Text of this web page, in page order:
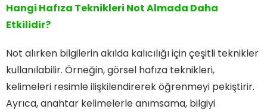
Hangi Hafıza Teknikleri Not Almada Daha
Etkilidir?
Not alırken bilgilerin akılda kalıcılığı için çeşitli teknikler
kullanılabilir. Örneğin, görsel hafıza teknikleri,
kelimeleri resimle ilişkilendirerek öğrenmeyi pekiştirir.
Ayrıca, anahtar kelimelerle anımsama, bilgiyi